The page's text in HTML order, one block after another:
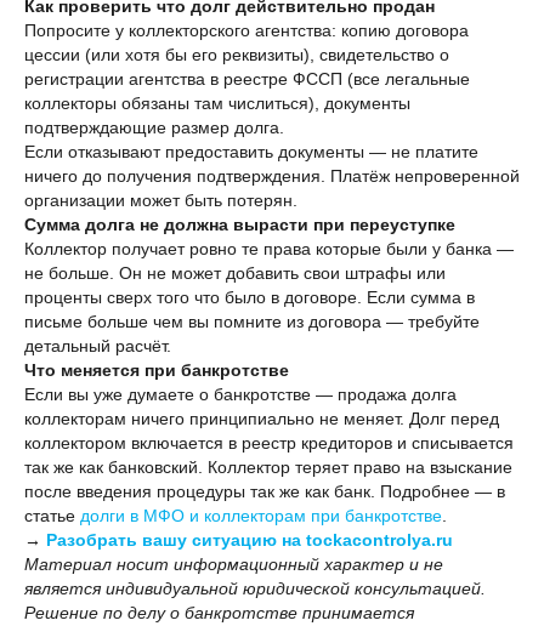
Как проверить что долг действительно продан
Попросите у коллекторского агентства: копию договора
цессии (или хотя бы его реквизиты), свидетельство о
регистрации агентства в реестре ФССП (все легальные
коллекторы обязаны там числиться), документы
подтверждающие размер долга.
Если отказывают предоставить документы — не платите
ничего до получения подтверждения. Платёж непроверенной
организации может быть потерян.
Сумма долга не должна вырасти при переуступке
Коллектор получает ровно те права которые были у банка —
не больше. Он не может добавить свои штрафы или
проценты сверх того что было в договоре. Если сумма в
письме больше чем вы помните из договора — требуйте
детальный расчёт.
Что меняется при банкротстве
Если вы уже думаете о банкротстве — продажа долга
коллекторам ничего принципиально не меняет. Долг перед
коллектором включается в реестр кредиторов и списывается
так же как банковский. Коллектор теряет право на взыскание
после введения процедуры так же как банк. Подробнее — в
статье долги в МФО и коллекторам при банкротстве
→ Разобрать вашу ситуацию на tockacontrolya.ru
Материал носит информационный характер и не
является индивидуальной юридической консультацией.
Решение по делу о банкротстве принимается